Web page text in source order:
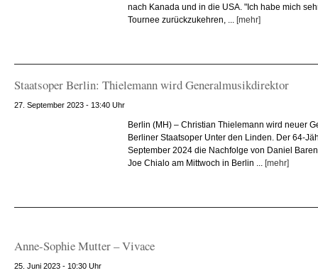
nach Kanada und in die USA. "Ich habe mich
Tournee zurückzukehren, ... [mehr]
Staatsoper Berlin: Thielemann wird Generalmusikdirektor
27. September 2023 - 13:40 Uhr
Berlin (MH) – Christian Thielemann wird neuer
Berliner Staatsoper Unter den Linden. Der 64-
September 2024 die Nachfolge von Daniel
Joe Chialo am Mittwoch in Berlin ... [mehr]
Anne-Sophie Mutter – Vivace
25. Juni 2023 - 10:30 Uhr